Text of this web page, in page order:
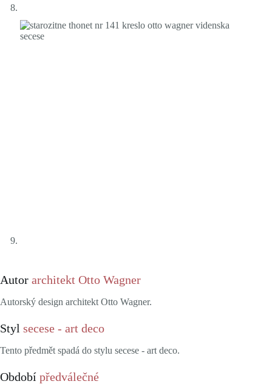
Autor architekt Otto Wagner
Autorský design architekt Otto Wagner.
Styl secese - art deco
Tento předmět spadá do stylu secese - art deco.
Období předválečné